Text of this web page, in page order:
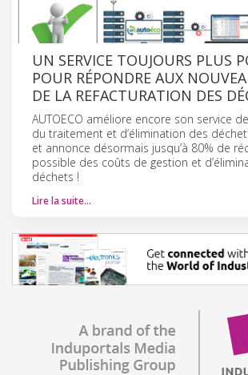
UN SERVICE TOUJOURS PLUS
POUR RÉPONDRE AUX
DE LA REFACTURATION DES
AUTOECO améliore encore son service
du traitement et d’élimination des
et annonce désormais jusqu’à 80% de
possible des coûts de gestion et
déchets !
Lire la suite…